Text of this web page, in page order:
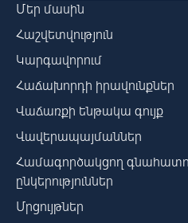
Մեր մասին
Հաշվետվություն
Կարգավորում
Հաճախորդի իրավունքներ
Վաճառքի ենթակա գույք
Վավերապայմաններ
Համագործակցող
ընկերություններ
Մրցույթներ